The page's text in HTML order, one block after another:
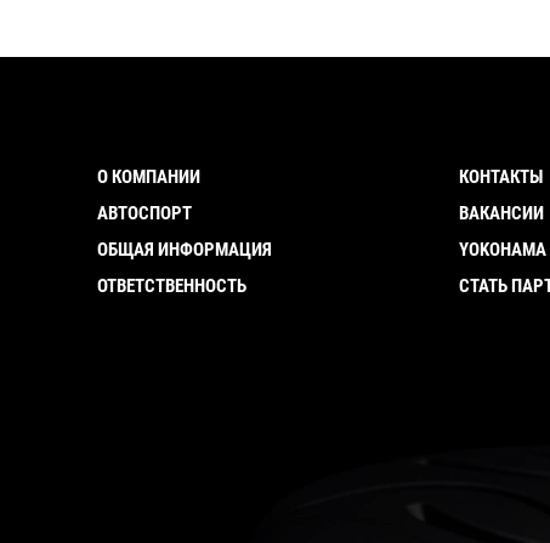
О КОМПАНИИ
АВТОСПОРТ
ОБЩАЯ ИНФОРМАЦИЯ
ОТВЕТСТВЕННОСТЬ
КОНТАКТЫ
ВАКАНСИИ
СТАТЬ